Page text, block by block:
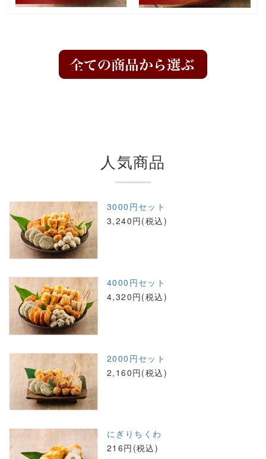
人気商品
3000円セット
3,240円(税込)
4000円セット
4,320円(税込)
2000円セット
2,160円(税込)
にぎりちくわ
216円(税込)